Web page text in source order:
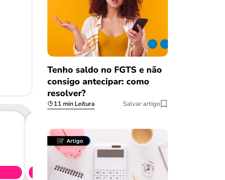
Tenho saldo no FGTS e não
consigo antecipar: como
resolver?
11 min Leitura Salvar artigo